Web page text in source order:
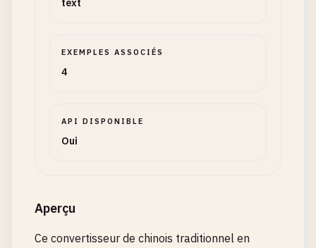
text
EXEMPLES ASSOCIÉS
4
API DISPONIBLE
Oui
Aperçu
Ce convertisseur de chinois traditionnel en